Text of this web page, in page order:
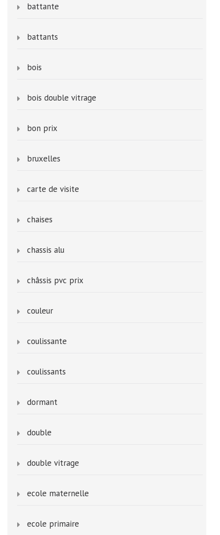
battante
battants
bois
bois double vitrage
bon prix
bruxelles
carte de visite
chaises
chassis alu
châssis pvc prix
couleur
coulissante
coulissants
dormant
double
double vitrage
ecole maternelle
ecole primaire